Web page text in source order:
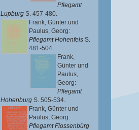
Pflegamt
Lupburg S. 457-480.
Frank, Günter und
Paulus, Georg:
Pflegamt Hohenfels S.
481-504.
Frank,
Günter und
Paulus,
Georg:
Pflegamt
Hohenburg S. 505-534.
Frank, Günter und
Paulus, Georg:
Pflegamt Flossenbürg